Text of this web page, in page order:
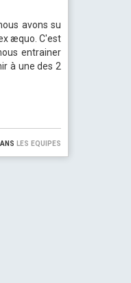
les equipes
avons su
æquo. C'est
entrainer
à une des 2